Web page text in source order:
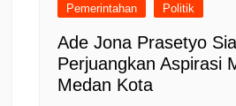
Pemerintahan
Politik
Ade Jona Prasetyo
Perjuangkan Aspirasi
Medan Kota